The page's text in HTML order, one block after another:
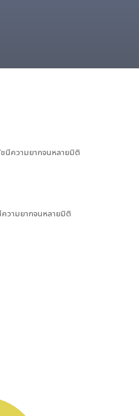
นีความยากจนหลายมิติ
วามยากจนหลายมิติ